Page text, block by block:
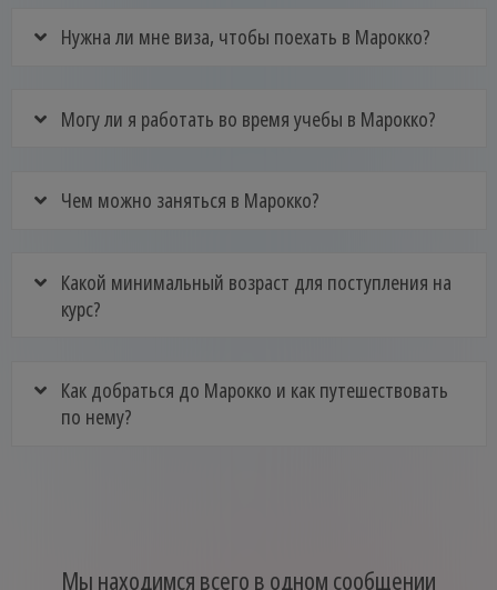
Нужна ли мне виза, чтобы поехать в Марокко?
Могу ли я работать во время учебы в Марокко?
Чем можно заняться в Марокко?
Какой минимальный возраст для поступления на
курс?
Как добраться до Марокко и как путешествовать
по нему?
Мы находимся всего в одном сообщении